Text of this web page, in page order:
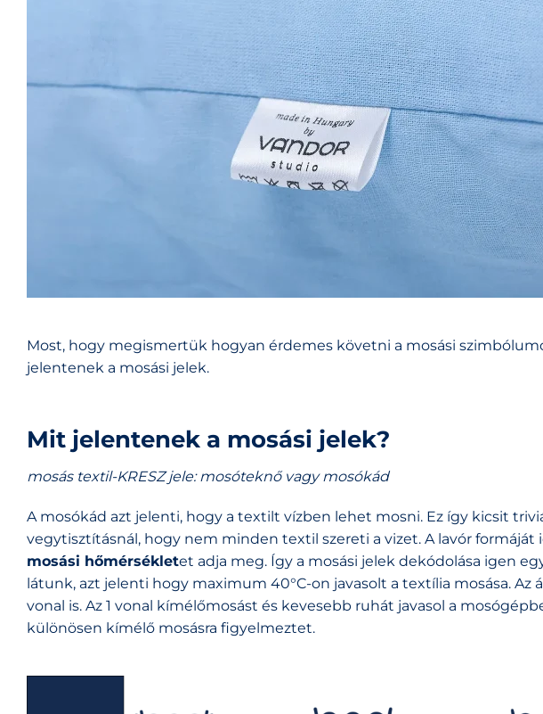
Most, hogy megismertük hogyan érdemes követni a mosási
jelentenek a mosási jelek.
Mit jelentenek a mosási jelek?
mosás textil-KRESZ jele: mosóteknő vagy mosókád
A mosókád azt jelenti, hogy a textilt vízben lehet mosni. Ez így kicsit
vegytisztításnál, hogy nem minden textil szereti a vizet. A lavór formáját
mosási hőmérsékletet adja meg. Így a mosási jelek dekódolása igen
látunk, azt jelenti hogy maximum 40°C-on javasolt a textília mosása.
vonal is. Az 1 vonal kímélőmosást és kevesebb ruhát javasol a
különösen kímélő mosásra figyelmeztet.